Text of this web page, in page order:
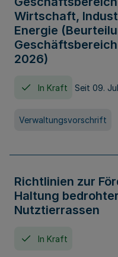
Wirtschaft,
Energie
Geschäftsbereich
2026)
In Kraft Seit 09.
Verwaltungsvorschrift
Richtlinien zur
Haltung
Nutztierrassen
In Kraft